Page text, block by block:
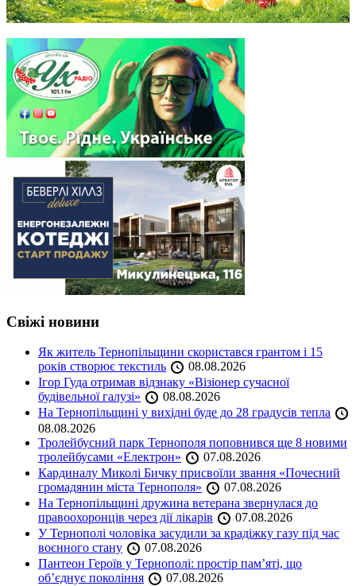
Свіжі новини
Як житель Тернопільщини скористався грантом і 15
років створює текстиль
08.08.2026
Ігор Гуда отримав відзнаку «Візіонер сучасної
будівельної галузі»
08.08.2026
На Тернопільщині у вихідні буде до 28 градусів тепла
08.08.2026
Тролейбусний парк Тернополя поповнився ще 8 новими
тролейбусами «Електрон»
07.08.2026
Кардиналу Миколі Бичку присвоїли звання «Почесний
громадянин міста Тернополя»
07.08.2026
На Тернопільщині дружина ветерана звернулася до
правоохоронців через дії лікарів
07.08.2026
У Тернополі чоловіка засудили за крадіжку газу під час
воєнного стану
07.08.2026
Пантеон Героїв у Тернополі: простір пам’яті, що
об’єднує покоління
07.08.2026